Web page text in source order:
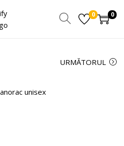
0 0
URMĂTORUL